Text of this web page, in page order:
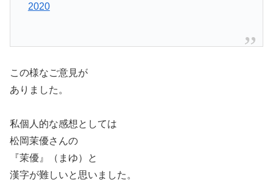
2020
この様なご意見が
ありました。
私個人的な感想としては
松岡茉優さんの
『茉優』（まゆ）と
漢字が難しいと思いました。